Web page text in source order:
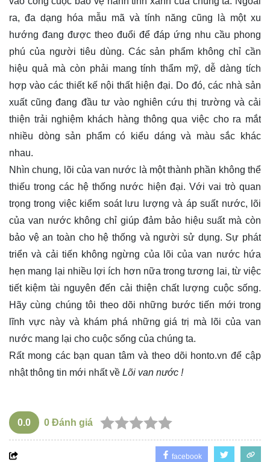
ra, đa dạng hóa mẫu mã và tính năng cũng là một xu
hướng đang được theo đuổi để đáp ứng nhu cầu phong
phú của người tiêu dùng. Các sản phẩm không chỉ cần
hiệu quả mà còn phải mang tính thẩm mỹ, dễ dàng tích
hợp vào các thiết kế nội thất hiện đại. Do đó, các nhà sản
xuất cũng đang đầu tư vào nghiên cứu thị trường và cải
thiện trải nghiệm khách hàng thông qua việc cho ra mắt
nhiều dòng sản phẩm có kiểu dáng và màu sắc khác
nhau.
Nhìn chung, lõi của van nước là một thành phần không thể
thiếu trong các hệ thống nước hiện đại. Với vai trò quan
trọng trong việc kiểm soát lưu lượng và áp suất nước, lõi
của van nước không chỉ giúp đảm bảo hiệu suất mà còn
bảo vệ an toàn cho hệ thống và người sử dụng. Sự phát
triển và cải tiến không ngừng của lõi của van nước hứa
hẹn mang lại nhiều lợi ích hơn nữa trong tương lai, từ việc
tiết kiệm tài nguyên đến cải thiện chất lượng cuộc sống.
Hãy cùng chúng tôi theo dõi những bước tiến mới trong
lĩnh vực này và khám phá những giá trị mà lõi của van
nước mang lại cho cuộc sống của chúng ta.
Rất mong các bạn quan tâm và theo dõi honto.vn để cập
nhật thông tin mới nhất về Lõi van nước !
0.0 0 Đánh giá
facebook